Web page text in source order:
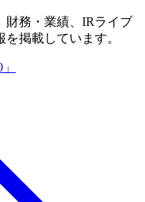
財務・業績、IRライブ
掲載しています。